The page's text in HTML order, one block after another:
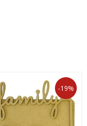
-19%